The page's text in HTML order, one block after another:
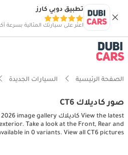
تطبيق دوبي كارز
اعثر على سيارتك المثالية بسرعة
الصفحة الرئيسية السيارات الجديدة
صور كاديلاك CT6
Take a look at the Front, Rear and
in 0 variants. View all CT6 pictures.